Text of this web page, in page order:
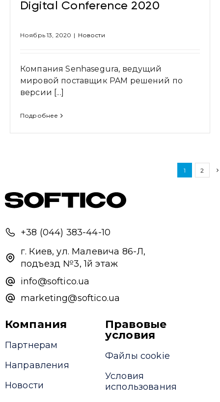
Digital Conference 2020
Ноябрь 13, 2020 | Новости
Компания Senhasegura, ведущий
мировой поставщик PAM решений по
версии [...]
Подробнее
1 2
+38 (044) 383-44-10
г. Киев, ул. Малевича 86-Л,
подъезд №3, 1й этаж
info@softico.ua
marketing@softico.ua
Компания
Партнерам
Направления
Новости
Правовые
условия
Файлы cookie
Условия
использования